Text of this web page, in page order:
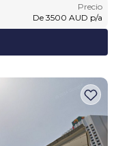
Precio
De 3500 AUD p/a